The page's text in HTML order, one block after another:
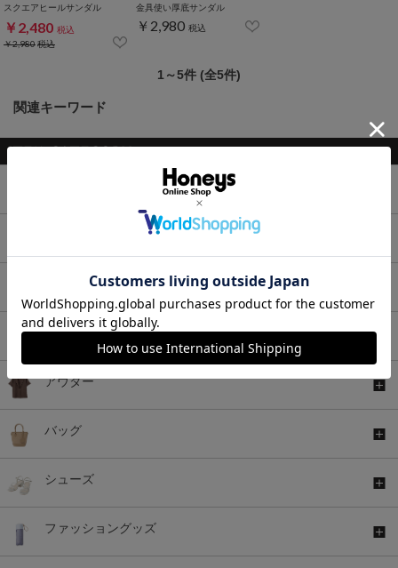
スクエアヒールサンダル
￥2,480 税込
￥2,980税込
金具使い厚底サンダル
￥2,980 税込
1～5件 (全5件)
関連キーワード
ワンピース
セットアップ
アウター
バッグ
シューズ
ファッショングッズ